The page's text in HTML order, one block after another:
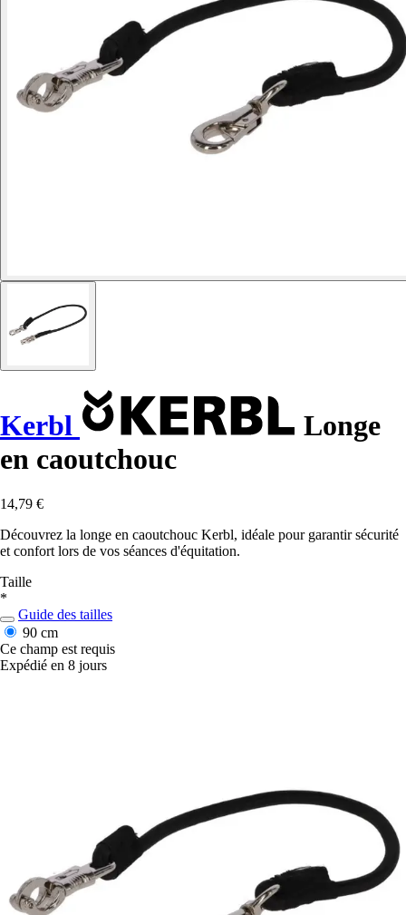
Kerbl
Longe
en caoutchouc
14,79 €
Découvrez la longe en caoutchouc Kerbl, idéale pour garantir sécurité
et confort lors de vos séances d'équitation.
Taille
*
Guide des tailles
90 cm
Ce champ est requis
Expédié en 8 jours